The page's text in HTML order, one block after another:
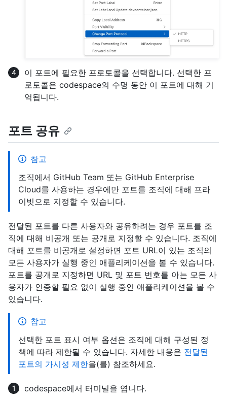
이 포트에 필요한 프로토콜을 선택합니다. 선택한 프
로토콜은 codespace의 수명 동안 이 포트에 대해 기
억됩니다.
포트 공유
참고
조직에서 GitHub Team 또는 GitHub Enterprise
Cloud를 사용하는 경우에만 포트를 조직에 대해 프라
이빗으로 지정할 수 있습니다.
전달된 포트를 다른 사용자와 공유하려는 경우 포트를 조
직에 대해 비공개 또는 공개로 지정할 수 있습니다. 조직에
대해 포트를 비공개로 설정하면 포트 URL이 있는 조직의
모든 사용자가 실행 중인 애플리케이션을 볼 수 있습니다.
포트를 공개로 지정하면 URL 및 포트 번호를 아는 모든 사
용자가 인증할 필요 없이 실행 중인 애플리케이션을 볼 수
있습니다.
참고
선택한 포트 표시 여부 옵션은 조직에 대해 구성된 정
책에 따라 제한될 수 있습니다. 자세한 내용은 전달된
포트의 가시성 제한을(를) 참조하세요.
codespace에서 터미널을 엽니다.